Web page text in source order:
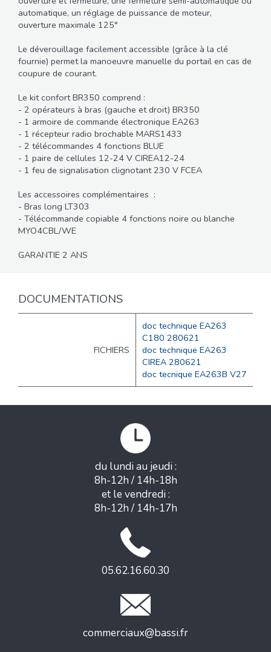
automatique, un réglage de puissance de moteur,
ouverture maximale 125°
Le déverouillage facilement accessible (grâce à la clé
fournie) permet la manoeuvre manuelle du portail en cas de
coupure de courant.
Le kit confort BR350 comprend :
- 2 opérateurs à bras (gauche et droit) BR350
- 1 armoire de commande électronique EA263
- 1 récepteur radio brochable MARS1433
- 2 télécommandes 4 fonctions BLUE
- 1 paire de cellules 12-24 V CIREA12-24
- 1 feu de signalisation clignotant 230 V FCEA
Les accessoires complémentaires :
- Bras long LT303
- Télécommande copiable 4 fonctions noire ou blanche
MYO4CBL/WE
GARANTIE 2 ANS
DOCUMENTATIONS
FICHIERS
doc technique EA263
C180 280621
doc technique EA263
CIREA 280621
doc tecnique EA263B V27
du lundi au jeudi :
8h-12h / 14h-18h
et le vendredi :
8h-12h / 14h-17h
05.62.16.60.30
commerciaux@bassi.fr